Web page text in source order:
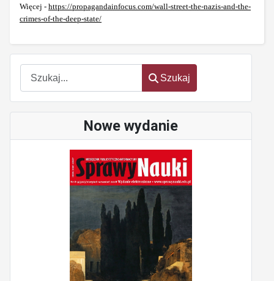
Szukaj
Szukaj
Nowe wydanie
Więcej - https://propagandainfocus.com/wall-street-the-nazis-and-the-
crimes-of-the-deep-state/